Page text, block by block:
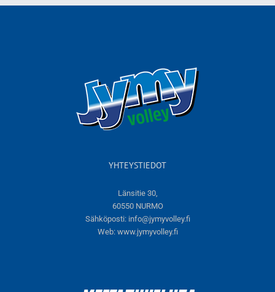
YHTEYSTIEDOT
Länsitie 30,
60550 NURMO
Sähköposti: info@jymyvolley.fi
Web: www.jymyvolley.fi